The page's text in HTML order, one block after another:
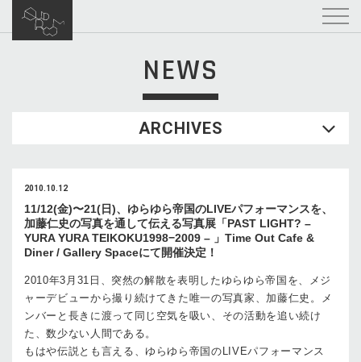
NEWS
ARCHIVES
2010.10.12
11/12(金)〜21(日)、ゆらゆら帝国のLIVEパフォーマンスを、
加藤仁史の写真を通して伝える写真展「PAST LIGHT? –
YURA YURA TEIKOKU1998−2009 – 」Time Out Cafe &
Diner / Gallery Spaceにて開催決定！
2010年3月31日、突然の解散を表明したゆらゆら帝国を、メジ
ャーデビューから撮り続けてきた唯一の写真家、加藤仁史。メ
ンバーと長きに渡って同じ空気を吸い、その活動を追い続け
た、数少ない人間である。
もはや伝説とも言える、ゆらゆら帝国のLIVEパフォーマンス